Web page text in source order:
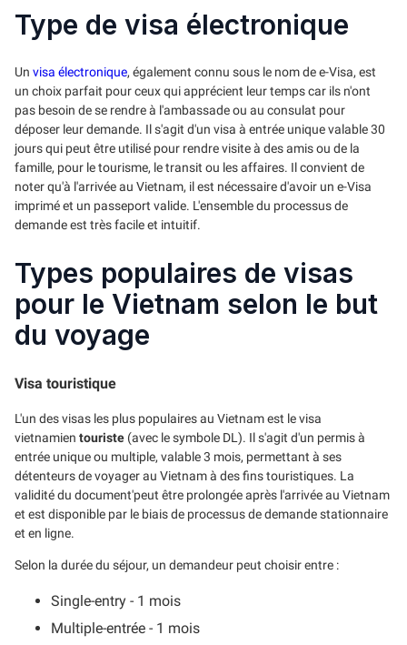
Type de visa électronique
Un visa électronique, également connu sous le nom de e-Visa, est
un choix parfait pour ceux qui apprécient leur temps car ils n'ont
pas besoin de se rendre à l'ambassade ou au consulat pour
déposer leur demande. Il s'agit d'un visa à entrée unique valable 30
jours qui peut être utilisé pour rendre visite à des amis ou de la
famille, pour le tourisme, le transit ou les affaires. Il convient de
noter qu'à l'arrivée au Vietnam, il est nécessaire d'avoir un e-Visa
imprimé et un passeport valide. L'ensemble du processus de
demande est très facile et intuitif.
Types populaires de visas
pour le Vietnam selon le but
du voyage
Visa touristique
L'un des visas les plus populaires au Vietnam est le visa
vietnamien touriste (avec le symbole DL). Il s'agit d'un permis à
entrée unique ou multiple, valable 3 mois, permettant à ses
détenteurs de voyager au Vietnam à des fins touristiques. La
validité du document'peut être prolongée après l'arrivée au Vietnam
et est disponible par le biais de processus de demande stationnaire
et en ligne.
Selon la durée du séjour, un demandeur peut choisir entre :
Single-entry - 1 mois
Multiple-entrée - 1 mois